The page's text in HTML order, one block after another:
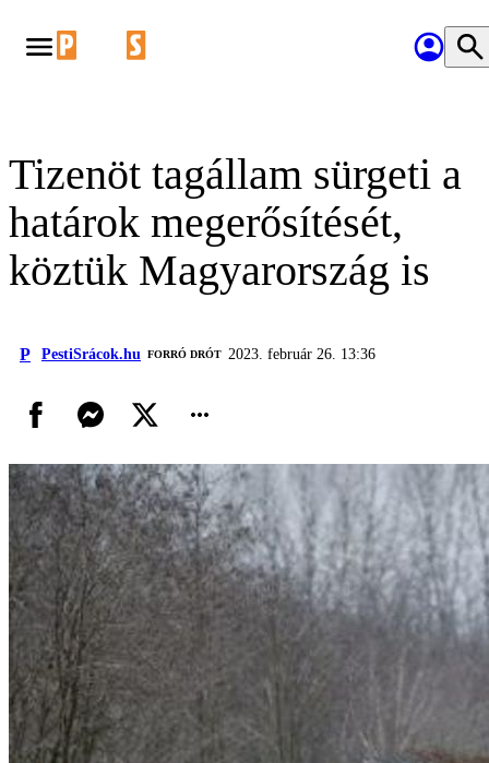
Tizenöt tagállam sürgeti a
határok megerősítését,
köztük Magyarország is
P PestiSrácok.hu FORRÓ DRÓT 2023. február 26. 13:36